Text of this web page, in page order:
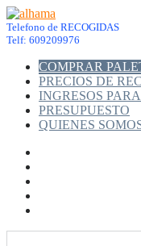
Telefono de RECOGIDAS
Telf: 609209976
COMPRAR
PRECIOS DE
INGRESOS
PRESUPUESTO
QUIENES